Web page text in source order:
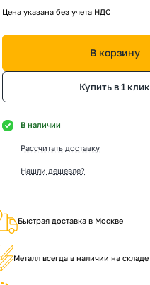
Цена указана без учета НДС
В корзину
Купить в 1 клик
В наличии
Рассчитать доставку
Нашли дешевле?
Быстрая доставка в Москве
Металл всегда в наличии на складе